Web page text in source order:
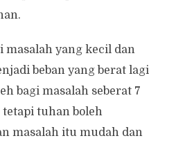
masalah yang kecil dan
beban yang berat lagi
bagi masalah seberat 7
tuhan boleh
masalah itu mudah dan